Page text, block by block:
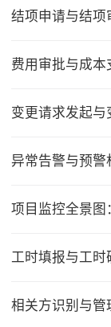
费用审批与成本
异常告警与预警
相关方识别与管